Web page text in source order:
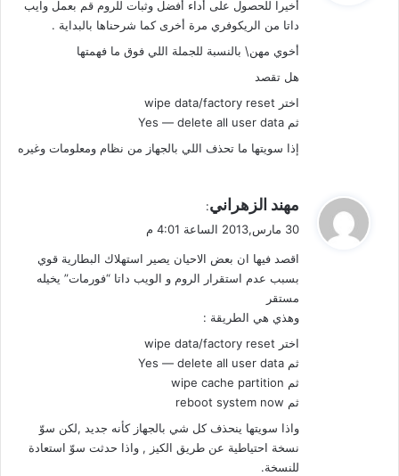
ل
أخيرا للحصول على أداء أفضل وثبات للروم قم بعمل وايب
داتا من الريكوفري مرة أخرى كما شرحناها بالبداية .
أخوي مهن\ بالنسبة للجملة اللي فوق ما فهمتها
هل تقصد
اختر wipe data/factory reset
ثم Yes — delete all user data
إذا سويتها ما تحذف اللي بالجهاز من نظام ومعلومات وغيره
ق
ل
مهند الزهراني:
30 مارس,2013 الساعة 4:01 م
اقصد فيها ان بعض الاحيان يصير استهلاك البطارية قوي
بسبب عدم استقرار الروم و الويب داتا “فورمات” يخيله
مستقر
وهذي هي الطريقة :
اختر wipe data/factory reset
ثم Yes — delete all user data
ثم wipe cache partition
ثم reboot system now
واذا سويتها ينحذف كل شي بالجهاز كأنه جديد ,لكن سوّ
نسخة احتياطية عن طريق الكيز , واذا حدثت سوّ استعادة
للنسخة.